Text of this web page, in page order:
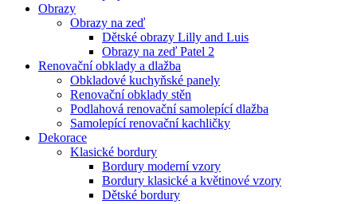
Obrazy
Obrazy na zeď
Dětské obrazy Lilly and Luis
Obrazy na zeď Patel 2
Renovační obklady a dlažba
Obkladové kuchyňské panely
Renovační obklady stěn
Podlahová renovační samolepící dlažba
Samolepící renovační kachličky
Dekorace
Klasické bordury
Bordury moderní vzory
Bordury klasické a květinové vzory
Dětské bordury